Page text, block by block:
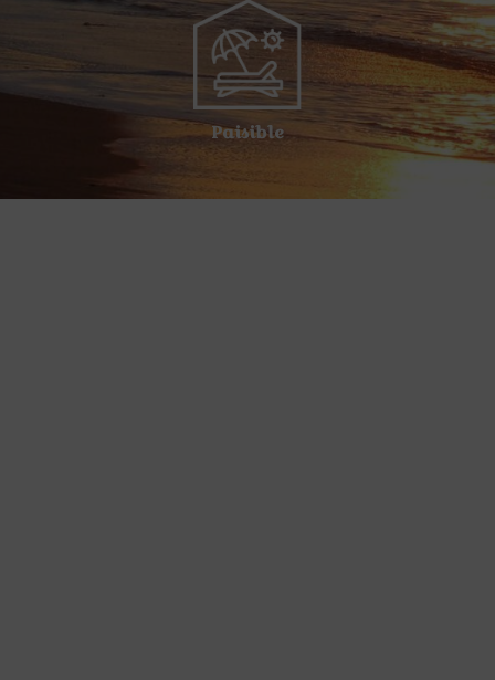
Paisible